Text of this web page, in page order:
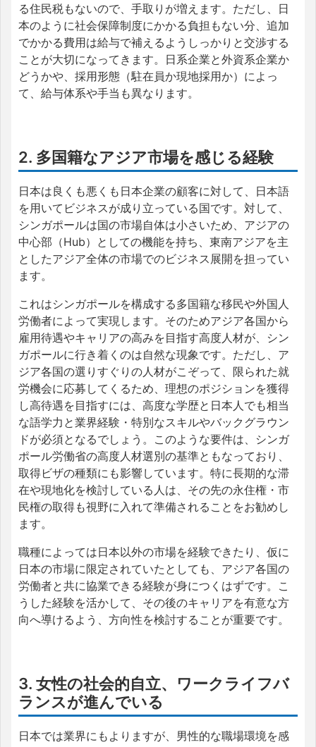
る住民税もないので、手取りが増えます。ただし、日
本のように社会保障制度にかかる負担もない分、追加
でかかる費用は給与で補えるようしっかりと交渉する
ことが大切になってきます。日系企業と外資系企業か
どうかや、採用形態（駐在員か現地採用か）によっ
て、給与体系や手当も異なります。
2. 多国籍なアジア市場を感じる経験
日本は良くも悪くも日本企業の顧客に対して、日本語
を用いてビジネスが成り立っている国です。対して、
シンガポールは国の市場自体は小さいため、アジアの
中心部（Hub）としての機能を持ち、東南アジアを主
としたアジア全体の市場でのビジネス展開を担ってい
ます。
これはシンガポールを構成する多国籍な移民や外国人
労働者によって実現します。そのためアジア各国から
雇用待遇やキャリアの高みを目指す高度人材が、シン
ガポールに行き着くのは自然な現象です。ただし、ア
ジア各国の選りすぐりの人材がこぞって、限られた就
労機会に応募してくるため、理想のポジションを獲得
し高待遇を目指すには、高度な学歴と日本人でも相当
な語学力と業界経験・特別なスキルやバックグラウン
ドが必須となるでしょう。このような要件は、シンガ
ポール労働省の高度人材選別の基準ともなっており、
取得ビザの種類にも影響しています。特に長期的な滞
在や現地化を検討している人は、その先の永住権・市
民権の取得も視野に入れて準備されることをお勧めし
ます。
職種によっては日本以外の市場を経験できたり、仮に
日本の市場に限定されていたとしても、アジア各国の
労働者と共に協業できる経験が身につくはずです。こ
うした経験を活かして、その後のキャリアを有意な方
向へ導けるよう、方向性を検討することが重要です。
3. 女性の社会的自立、ワークライフバ
ランスが進んでいる
日本では業界にもよりますが、男性的な職場環境を感